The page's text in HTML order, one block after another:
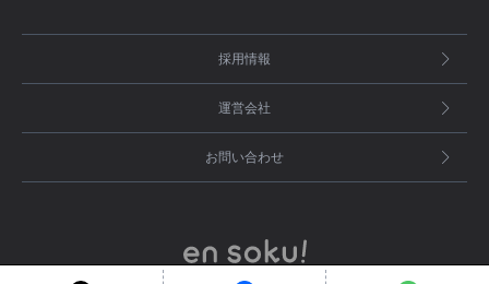
採用情報
運営会社
お問い合わせ